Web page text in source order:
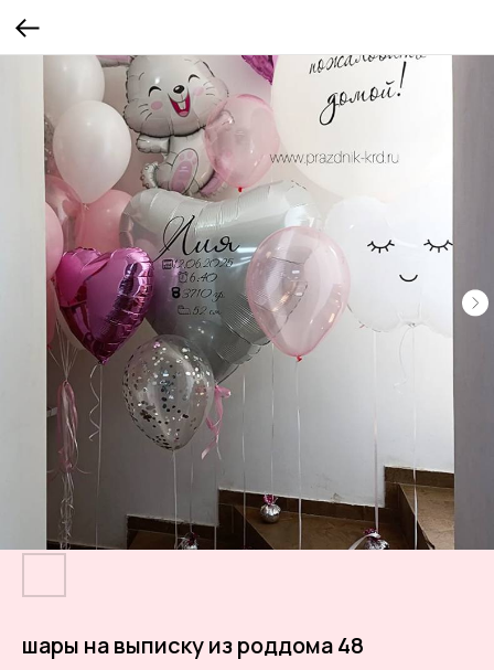
шары на выписку из роддома 48